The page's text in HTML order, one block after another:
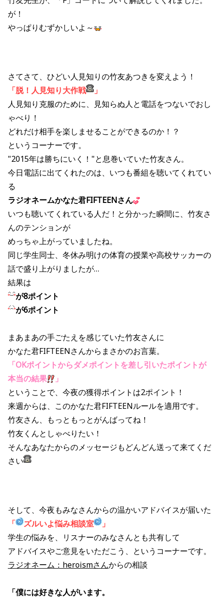
が！
やっぱりむずかしいよ～
さてさて、ひどい人見知りの竹友あつきを変えよう！
「脱！人見知り大作戦
」
人見知り克服のために、見知らぬ人と電話をつないでおし
ゃべり！
どれだけ相手を楽しませることができるのか！？
というコーナーです。
"2015年は勝ちにいく！"と息巻いていた竹友さん。
今日電話に出てくれたのは、いつも番組を聴いてくれてい
る
ラジオネームかなた君FIFTEENさん
いつも聴いてくれている人だ！と分かった瞬間に、竹友さ
んのテンションが
めっちゃ上がっていましたね。
同じ学生同士、冬休み明けの体育の授業や高校サッカーの
話で盛り上がりましたが…
結果は
が8ポイント
が6ポイント
まあまあの手ごたえを感じていた竹友さんに
かなた君FIFTEENさんからまさかのお言葉。
「OKポイントからダメポイントを差し引いたポイントが
本当の結果
」
ということで、今夜の獲得ポイントは2ポイント！
来週からは、このかなた君FIFTEENルールを適用です。
竹友さん、もっともっとがんばってね！
竹友くんとしゃべりたい！
そんなあなたからのメッセージもどんどん送って来てくだ
さい
そして、今夜もみなさんからの温かいアドバイスが届いた
「
ズルいよ悩み相談室
」
学生の悩みを、リスナーのみなさんとも共有して
アドバイスやご意見をいただこう、というコーナーです。
ラジオネーム：heroismさんからの相談
「僕には好きな人がいます。